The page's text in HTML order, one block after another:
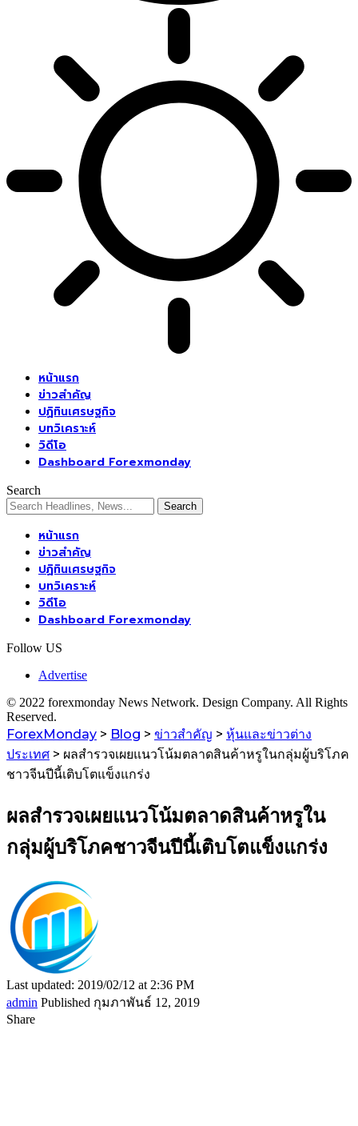
หน้าแรก
ข่าวสำคัญ
ปฏิทินเศรษฐกิจ
บทวิเคราะห์
วิดีโอ
Dashboard Forexmonday
Search
หน้าแรก
ข่าวสำคัญ
ปฏิทินเศรษฐกิจ
บทวิเคราะห์
วิดีโอ
Dashboard Forexmonday
Follow US
Advertise
© 2022 forexmonday News Network. Design Company. All Rights
Reserved.
ForexMonday > Blog > ข่าวสำคัญ > หุ้นและข่าวต่าง
ประเทศ > ผลสำรวจเผยแนวโน้มตลาดสินค้าหรูในกลุ่มผู้บริโภค
ชาวจีนปีนี้เติบโตแข็งแกร่ง
ผลสำรวจเผยแนวโน้มตลาดสินค้าหรูใน
กลุ่มผู้บริโภคชาวจีนปีนี้เติบโตแข็งแกร่ง
Last updated: 2019/02/12 at 2:36 PM
admin Published กุมภาพันธ์ 12, 2019
Share